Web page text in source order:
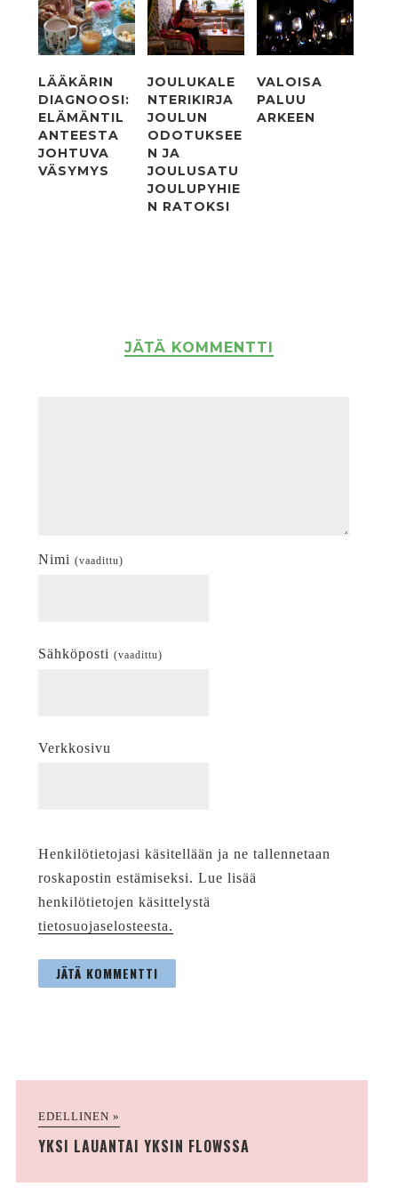
LÄÄKÄRIN
DIAGNOOSI:
ELÄMÄNTIL
ANTEESTA
JOHTUVA
VÄSYMYS
JOULUKALE
NTERIKIRJA
JOULUN
ODOTUKSEE
N JA
JOULUSATU
JOULUPYHIE
N RATOKSI
VALOISA
PALUU
ARKEEN
JÄTÄ KOMMENTTI
Nimi (vaadittu)
Sähköposti (vaadittu)
Verkkosivu
Henkilötietojasi käsitellään ja ne tallennetaan
roskapostin estämiseksi. Lue lisää
henkilötietojen käsittelystä
tietosuojaselosteesta.
EDELLINEN »
YKSI LAUANTAI YKSIN FLOWSSA